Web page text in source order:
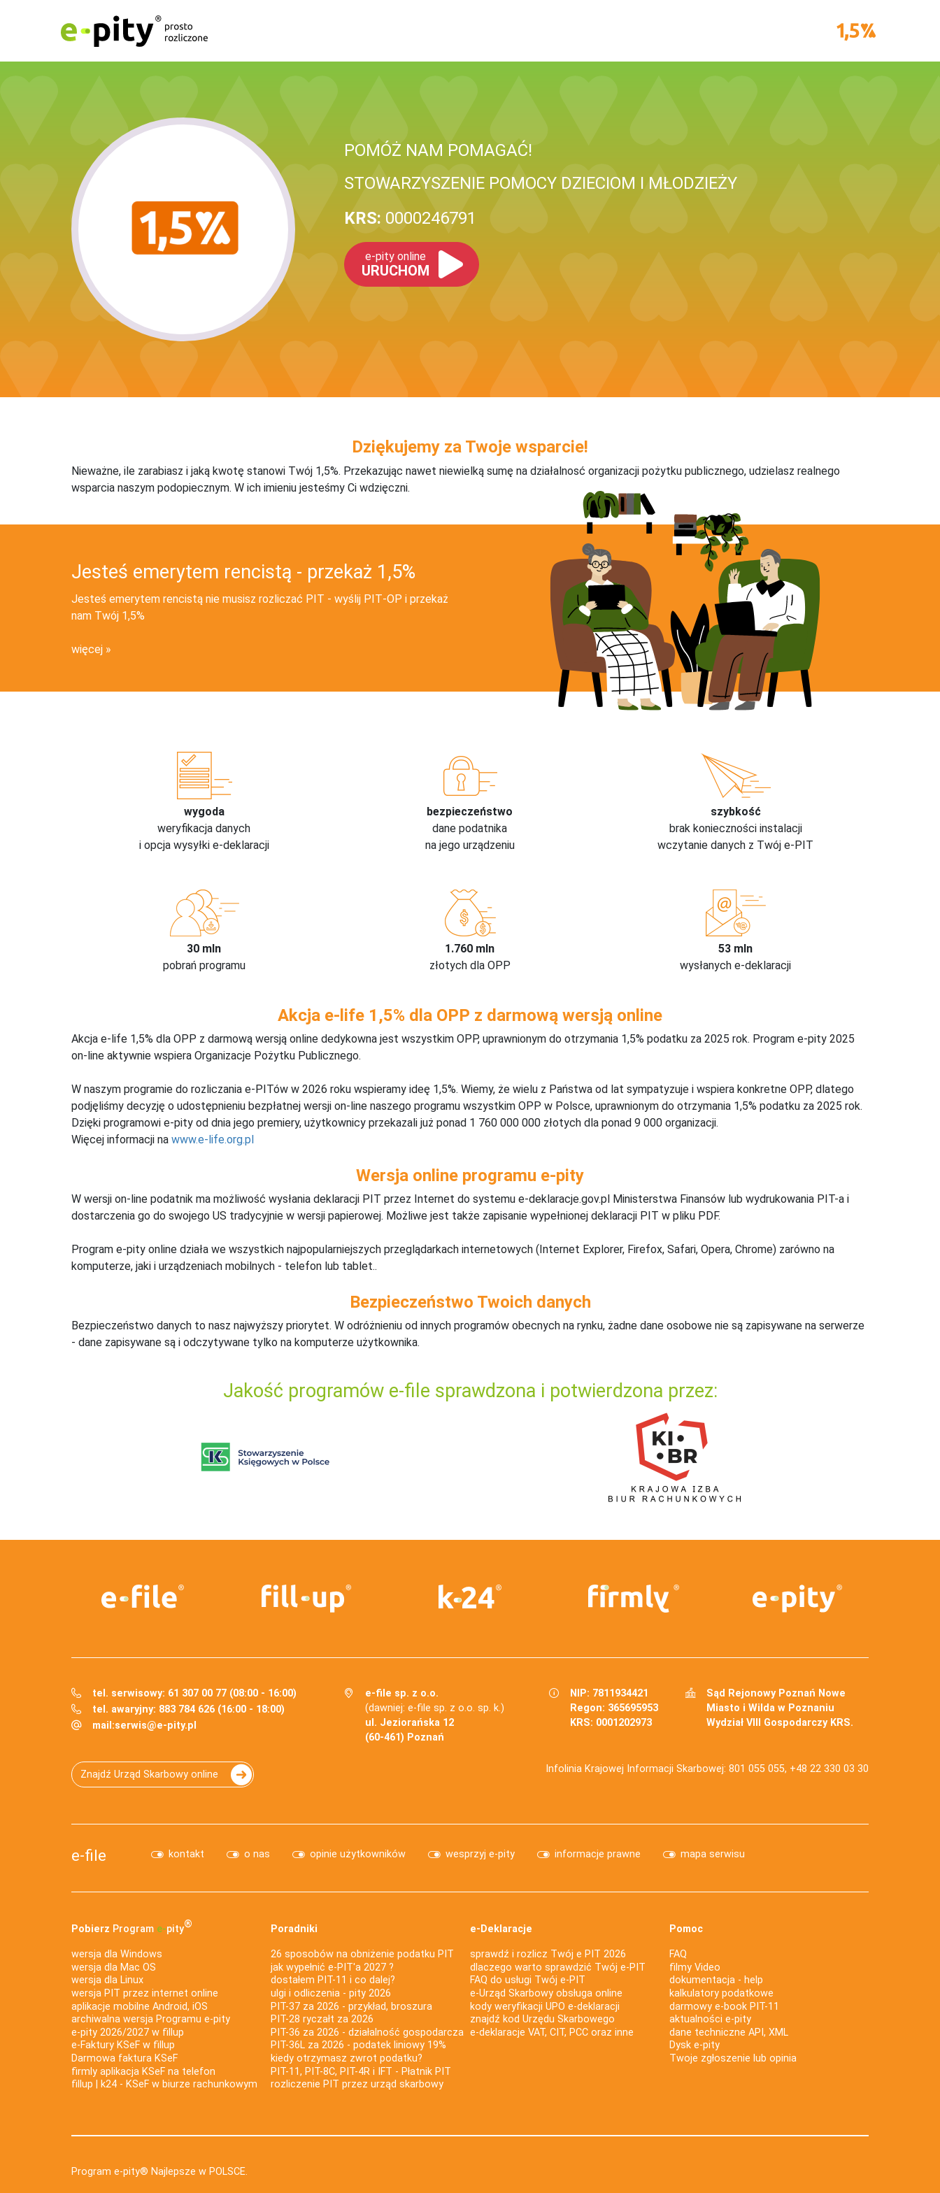
POMÓŻ NAM POMAGAĆ!
STOWARZYSZENIE POMOCY DZIECIOM I MŁODZIEŻY
KRS: 0000246791
e-pity online
URUCHOM
Dziękujemy za Twoje wsparcie!
Nieważne, ile zarabiasz i jaką kwotę stanowi Twój 1,5%. Przekazując nawet niewielką sumę na działalnosć organizacji pożytku publicznego, udzielasz realnego
wsparcia naszym podopiecznym. W ich imieniu jesteśmy Ci wdzięczni.
Jesteś emerytem rencistą - przekaż 1,5%
Jesteś emerytem rencistą nie musisz rozliczać PIT - wyślij PIT‑OP i przekaż
nam Twój 1,5%
więcej
wygoda
weryfikacja danych
i opcja wysyłki e-deklaracji
bezpieczeństwo
dane podatnika
na jego urządzeniu
szybkość
brak konieczności instalacji
wczytanie danych z Twój e-PIT
30 mln
pobrań programu
1.760 mln
złotych dla OPP
53 mln
wysłanych e-deklaracji
Akcja e-life 1,5% dla OPP z darmową wersją online
Akcja e-life 1,5% dla OPP z darmową wersją online dedykowna jest wszystkim OPP, uprawnionym do otrzymania 1,5% podatku za 2025 rok. Program e-pity 2025
on-line aktywnie wspiera Organizacje Pożytku Publicznego.
W naszym programie do rozliczania e-PITów w 2026 roku wspieramy ideę 1,5%. Wiemy, że wielu z Państwa od lat sympatyzuje i wspiera konkretne OPP, dlatego
podjęliśmy decyzję o udostępnieniu bezpłatnej wersji on-line naszego programu wszystkim OPP w Polsce, uprawnionym do otrzymania 1,5% podatku za 2025 rok.
Dzięki programowi e-pity od dnia jego premiery, użytkownicy przekazali już ponad 1 760 000 000 złotych dla ponad 9 000 organizacji.
Więcej informacji na www.e-life.org.pl
Wersja online programu e-pity
W wersji on-line podatnik ma możliwość wysłania deklaracji PIT przez Internet do systemu e-deklaracje.gov.pl Ministerstwa Finansów lub wydrukowania PIT-a i
dostarczenia go do swojego US tradycyjnie w wersji papierowej. Możliwe jest także zapisanie wypełnionej deklaracji PIT w pliku PDF.
Program e-pity online działa we wszystkich najpopularniejszych przeglądarkach internetowych (Internet Explorer, Firefox, Safari, Opera, Chrome) zarówno na
komputerze, jaki i urządzeniach mobilnych - telefon lub tablet..
Bezpieczeństwo Twoich danych
Bezpieczeństwo danych to nasz najwyższy priorytet. W odróżnieniu od innych programów obecnych na rynku, żadne dane osobowe nie są zapisywane na serwerze
- dane zapisywane są i odczytywane tylko na komputerze użytkownika.
Jakość programów e-file sprawdzona i potwierdzona przez:
tel. serwisowy: 61 307 00 77 (08:00 - 16:00)
tel. awaryjny: 883 784 626 (16:00 - 18:00)
mail:serwis@e-pity.pl
e-file sp. z o.o.
(dawniej: e-file sp. z o.o. sp. k.)
ul. Jeziorańska 12
(60-461) Poznań
NIP: 7811934421
Regon: 365695953
KRS: 0001202973
Sąd Rejonowy Poznań Nowe
Miasto i Wilda w Poznaniu
Wydział VIII Gospodarczy KRS.
Znajdź Urząd Skarbowy online Infolinia Krajowej Informacji Skarbowej: 801 055 055, +48 22 330 03 30
e-file kontakt o nas opinie użytkowników wesprzyj e-pity informacje prawne mapa serwisu
Pobierz Program e‑pity®
wersja dla Windows
wersja dla Mac OS
wersja dla Linux
wersja PIT przez internet online
aplikacje mobilne Android, iOS
archiwalna wersja Programu e-pity
e-pity 2026/2027 w fillup
e‑Faktury KSeF w fillup
Darmowa faktura KSeF
firmly aplikacja KSeF na telefon
fillup | k24 - KSeF w biurze rachunkowym
Poradniki
26 sposobów na obniżenie podatku PIT
jak wypełnić e-PIT'a 2027 ?
dostałem PIT-11 i co dalej?
ulgi i odliczenia - pity 2026
PIT-37 za 2026 - przykład, broszura
PIT-28 ryczałt za 2026
PIT-36 za 2026 - działalność gospodarcza
PIT-36L za 2026 - podatek liniowy 19%
kiedy otrzymasz zwrot podatku?
PIT-11, PIT-8C, PIT-4R i IFT - Płatnik PIT
rozliczenie PIT przez urząd skarbowy
e-Deklaracje
sprawdź i rozlicz Twój e PIT 2026
dlaczego warto sprawdzić Twój e-PIT
FAQ do usługi Twój e-PIT
e-Urząd Skarbowy obsługa online
kody weryfikacji UPO e-deklaracji
znajdź kod Urzędu Skarbowego
e-deklaracje VAT, CIT, PCC oraz inne
Pomoc
FAQ
filmy Video
dokumentacja - help
kalkulatory podatkowe
darmowy e-book PIT-11
aktualności e-pity
dane techniczne API, XML
Dysk e-pity
Twoje zgłoszenie lub opinia
Program e-pity® Najlepsze w POLSCE.